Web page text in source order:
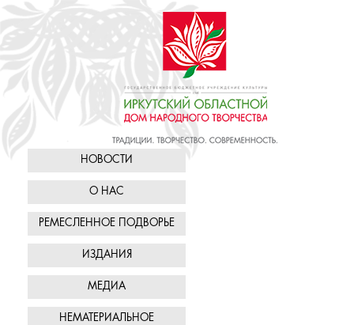
НОВОСТИ
О НАС
РЕМЕСЛЕННОЕ ПОДВОРЬЕ
ИЗДАНИЯ
МЕДИА
НЕМАТЕРИАЛЬНОЕ